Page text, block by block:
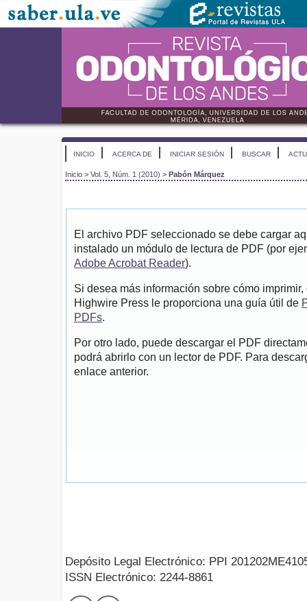
INICIO ACERCA DE INICIAR SESIÓN BUSCAR
Inicio > Vol. 5, Núm. 1 (2010) > Pabón Márquez
El archivo PDF seleccionado se debe cargar
instalado un módulo de lectura de PDF (por
Adobe Acrobat Reader).
Si desea más información sobre cómo
Highwire Press le proporciona una guía útil de
PDFs.
Por otro lado, puede descargar el PDF
podrá abrirlo con un lector de PDF. Para
enlace anterior.
Depósito Legal Electrónico: PPI
ISSN Electrónico: 2244-8861